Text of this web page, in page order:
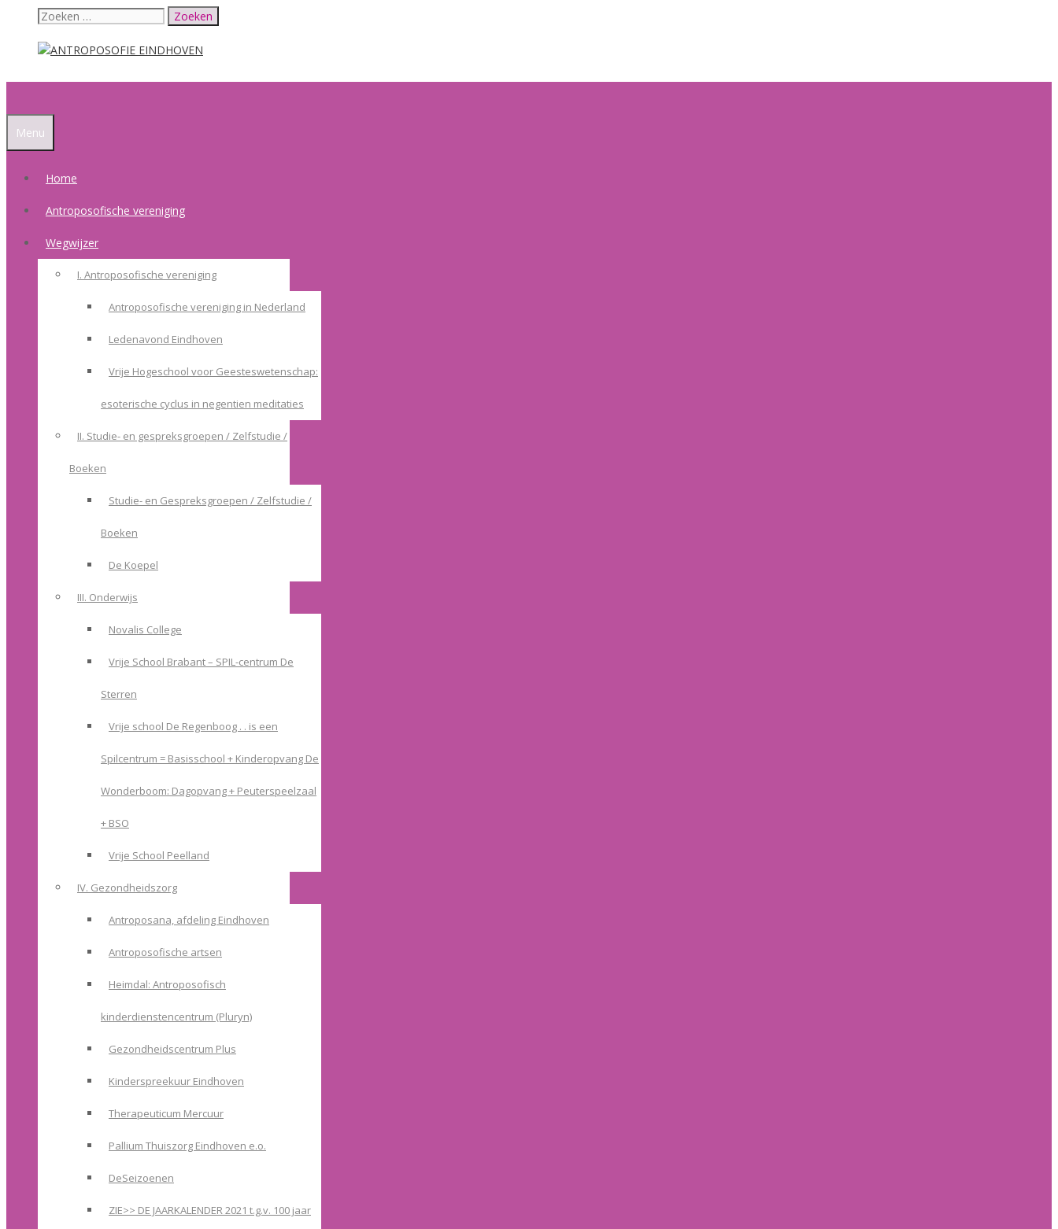
Zoek
Menu
Home
Antroposofische vereniging
Wegwijzer
I. Antroposofische vereniging
Antroposofische vereniging in Nederland
Ledenavond Eindhoven
Vrije Hogeschool voor Geesteswetenschap:
esoterische cyclus in negentien meditaties
II. Studie- en gespreksgroepen / Zelfstudie /
Boeken
Studie- en Gespreksgroepen / Zelfstudie /
Boeken
De Koepel
III. Onderwijs
Novalis College
Vrije School Brabant – SPIL-centrum De
Sterren
Vrije school De Regenboog . . is een
Spilcentrum = Basisschool + Kinderopvang De
Wonderboom: Dagopvang + Peuterspeelzaal
+ BSO
Vrije School Peelland
IV. Gezondheidszorg
Antroposana, afdeling Eindhoven
Antroposofische artsen
Heimdal: Antroposofisch
kinderdienstencentrum (Pluryn)
Gezondheidscentrum Plus
Kinderspreekuur Eindhoven
Therapeuticum Mercuur
Pallium Thuiszorg Eindhoven e.o.
DeSeizoenen
ZIE>> DE JAARKALENDER 2021 t.g.v. 100 jaar